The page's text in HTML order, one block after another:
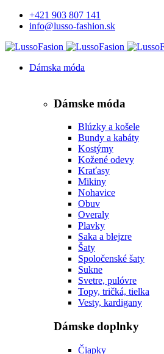
+421 903 807 141
info@lusso-fashion.sk
Dámska móda
Dámske móda
Blúzky a košele
Bundy a kabáty
Kostýmy
Kožené odevy
Kraťasy
Mikiny
Nohavice
Obuv
Overaly
Plavky
Saka a blejzre
Šaty
Spoločenské šaty
Sukne
Svetre, pulóvre
Topy, tričká, tielka
Vesty, kardigany
Dámske doplnky
Čiapky